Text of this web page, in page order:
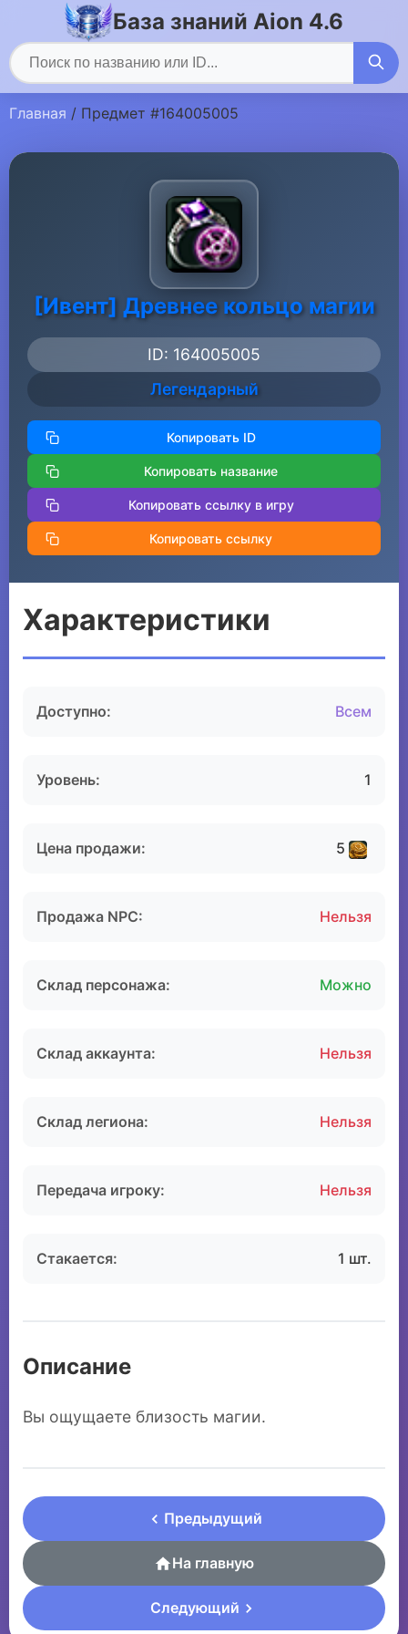
База знаний Aion 4.6
Главная / Предмет #164005005
[Ивент] Древнее кольцо магии
ID: 164005005
Легендарный
Копировать ID
Копировать название
Копировать ссылку в игру
Копировать ссылку
Характеристики
Доступно: Всем
Уровень: 1
Цена продажи: 5
Продажа NPC: Нельзя
Склад персонажа: Можно
Склад аккаунта: Нельзя
Склад легиона: Нельзя
Передача игроку: Нельзя
Стакается: 1 шт.
Описание
Вы ощущаете близость магии.
Предыдущий
На главную
Следующий